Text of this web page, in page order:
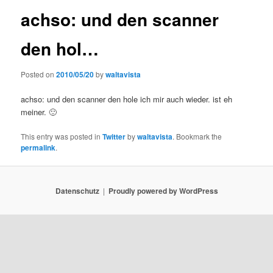
achso: und den scanner
den hol…
Posted on2010/05/20bywaltavista
achso: und den scanner den hole ich mir auch wieder. ist eh
meiner. 🙂
This entry was posted inTwitterbywaltavista. Bookmark the
permalink.
Datenschutz Proudly powered by WordPress